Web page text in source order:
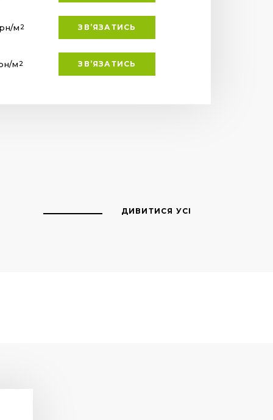
/м2 ЗВ’ЯЗАТИСЬ
/м2 ЗВ’ЯЗАТИСЬ
ДИВИТИСЯ УСІ